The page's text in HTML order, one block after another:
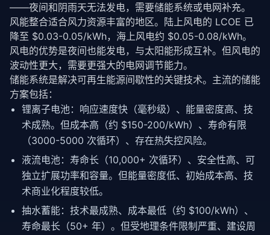
——夜间和阴雨天无法发电，需要储能系统或电网补充。
风能整合适合风力资源丰富的地区。陆上风电的 LCOE 已
降至 $0.03-0.05/kWh，海上风电约 $0.05-0.08/kWh。
风电的优势是夜间也能发电，与太阳能形成互补。但风电的
波动性更大，需要更强大的电网调节能力。
储能系统是解决可再生能源间歇性的关键技术。主流的储能
方案包括：
锂离子电池：响应速度快（毫秒级）、能量密度高、技
术成熟。但成本高（约 $150-200/kWh）、寿命有限
（3000-5000 次循环）、存在热失控风险。
液流电池：寿命长（10,000+ 次循环）、安全性高、可
独立扩展功率和容量。但能量密度低、初始成本高、技
术商业化程度较低。
抽水蓄能：技术最成熟、成本最低（约 $100/kWh）、
寿命最长（50+ 年）。但受地理条件限制严重、建设周